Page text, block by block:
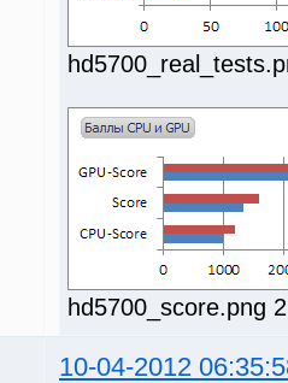
hd5700_score.png
10-04-2012